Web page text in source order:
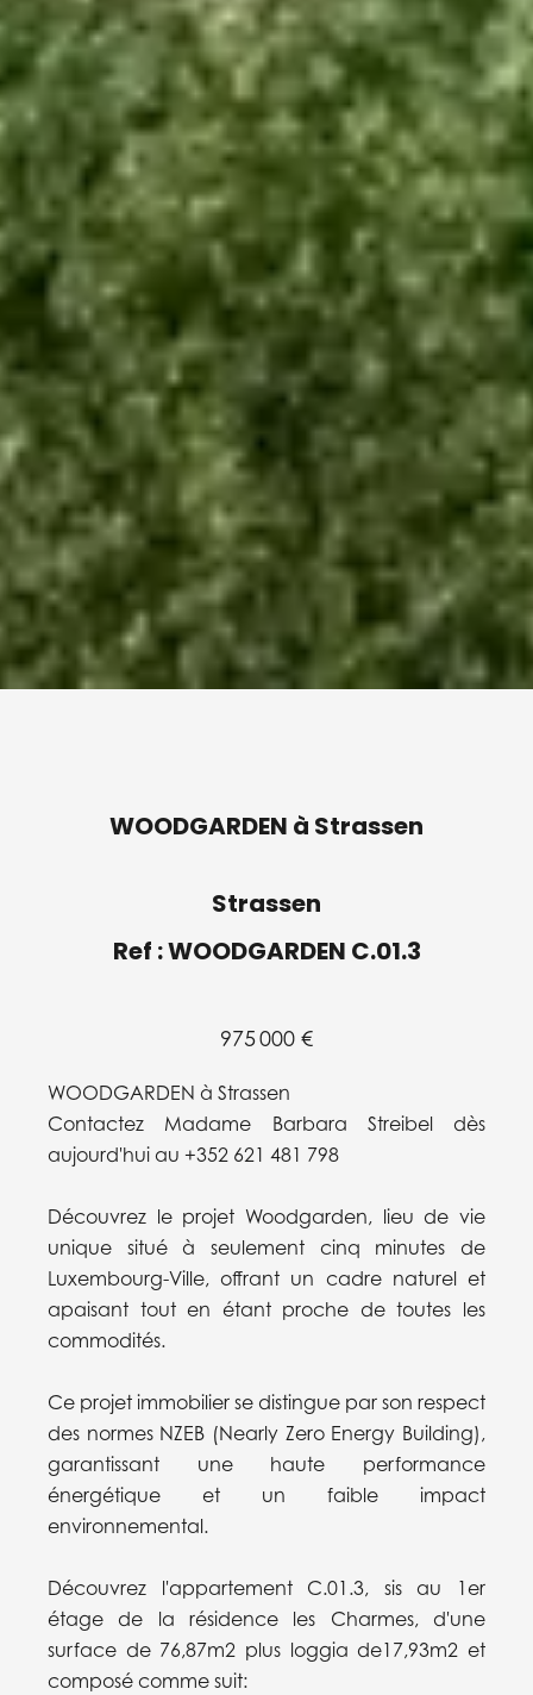
WOODGARDEN à Strassen
Strassen
Ref : WOODGARDEN C.01.3
975 000 €
WOODGARDEN à Strassen
Contactez Madame Barbara Streibel dès
aujourd'hui au +352 621 481 798
Découvrez le projet Woodgarden, lieu de vie
unique situé à seulement cinq minutes de
Luxembourg-Ville, offrant un cadre naturel et
apaisant tout en étant proche de toutes les
commodités.
Ce projet immobilier se distingue par son respect
des normes NZEB (Nearly Zero Energy Building),
garantissant une haute performance
énergétique et un faible impact
environnemental.
Découvrez l'appartement C.01.3, sis au 1er
étage de la résidence les Charmes, d'une
surface de 76,87m2 plus loggia de17,93m2 et
composé comme suit: